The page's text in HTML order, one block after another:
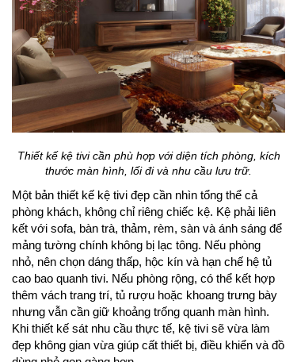
Thiết kế kệ tivi cần phù hợp với diện tích phòng, kích
thước màn hình, lối đi và nhu cầu lưu trữ.
Một bản thiết kế kệ tivi đẹp cần nhìn tổng thể cả
phòng khách, không chỉ riêng chiếc kệ. Kệ phải liên
kết với sofa, bàn trà, thảm, rèm, sàn và ánh sáng để
mảng tường chính không bị lạc tông. Nếu phòng
nhỏ, nên chọn dáng thấp, hộc kín và hạn chế hệ tủ
cao bao quanh tivi. Nếu phòng rộng, có thể kết hợp
thêm vách trang trí, tủ rượu hoặc khoang trưng bày
nhưng vẫn cần giữ khoảng trống quanh màn hình.
Khi thiết kế sát nhu cầu thực tế, kệ tivi sẽ vừa làm
đẹp không gian vừa giúp cất thiết bị, điều khiển và đồ